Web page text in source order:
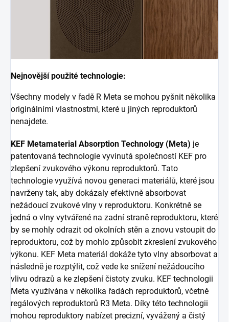
Nejnovější použité technologie:
Všechny modely v řadě R Meta se mohou pyšnit několika
originálními vlastnostmi, které u jiných reproduktorů
nenajdete.
KEF Metamaterial Absorption Technology (Meta) je
patentovaná technologie vyvinutá společností KEF pro
zlepšení zvukového výkonu reproduktorů. Tato
technologie využívá novou generaci materiálů, které jsou
navrženy tak, aby dokázaly efektivně absorbovat
nežádoucí zvukové vlny v reproduktoru. Konkrétně se
jedná o vlny vytvářené na zadní straně reproduktoru, které
by se mohly odrazit od okolních stěn a znovu vstoupit do
reproduktoru, což by mohlo způsobit zkreslení zvukového
výkonu. KEF Meta materiál dokáže tyto vlny absorbovat a
následně je rozptýlit, což vede ke snížení nežádoucího
vlivu odrazů a ke zlepšení čistoty zvuku. KEF technologii
Meta využívána v několika řadách reproduktorů, včetně
regálových reproduktorů R3 Meta. Díky této technologii
mohou reproduktory nabízet precizní, vyvážený a čistý